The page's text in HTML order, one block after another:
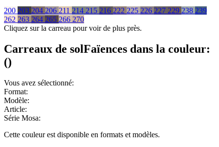
200 203 204 206 211 214 215 216 222 225 226 227 229 238 239
262 263 264 265 266 270
Cliquez sur la carreau pour voir de plus près.
Carreaux de solFaïences dans la couleur:
()
Vous avez sélectionné:
Format:
Modèle:
Article:
Série Mosa:
Cette couleur est disponible en formats et modèles.